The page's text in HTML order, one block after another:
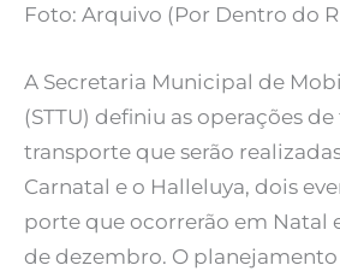
Foto: Arquivo (Por Dentro do
A Secretaria Municipal de
(STTU) definiu as operações
transporte que serão
Carnatal e o Halleluya, dois
porte que ocorrerão em Natal
de dezembro. O